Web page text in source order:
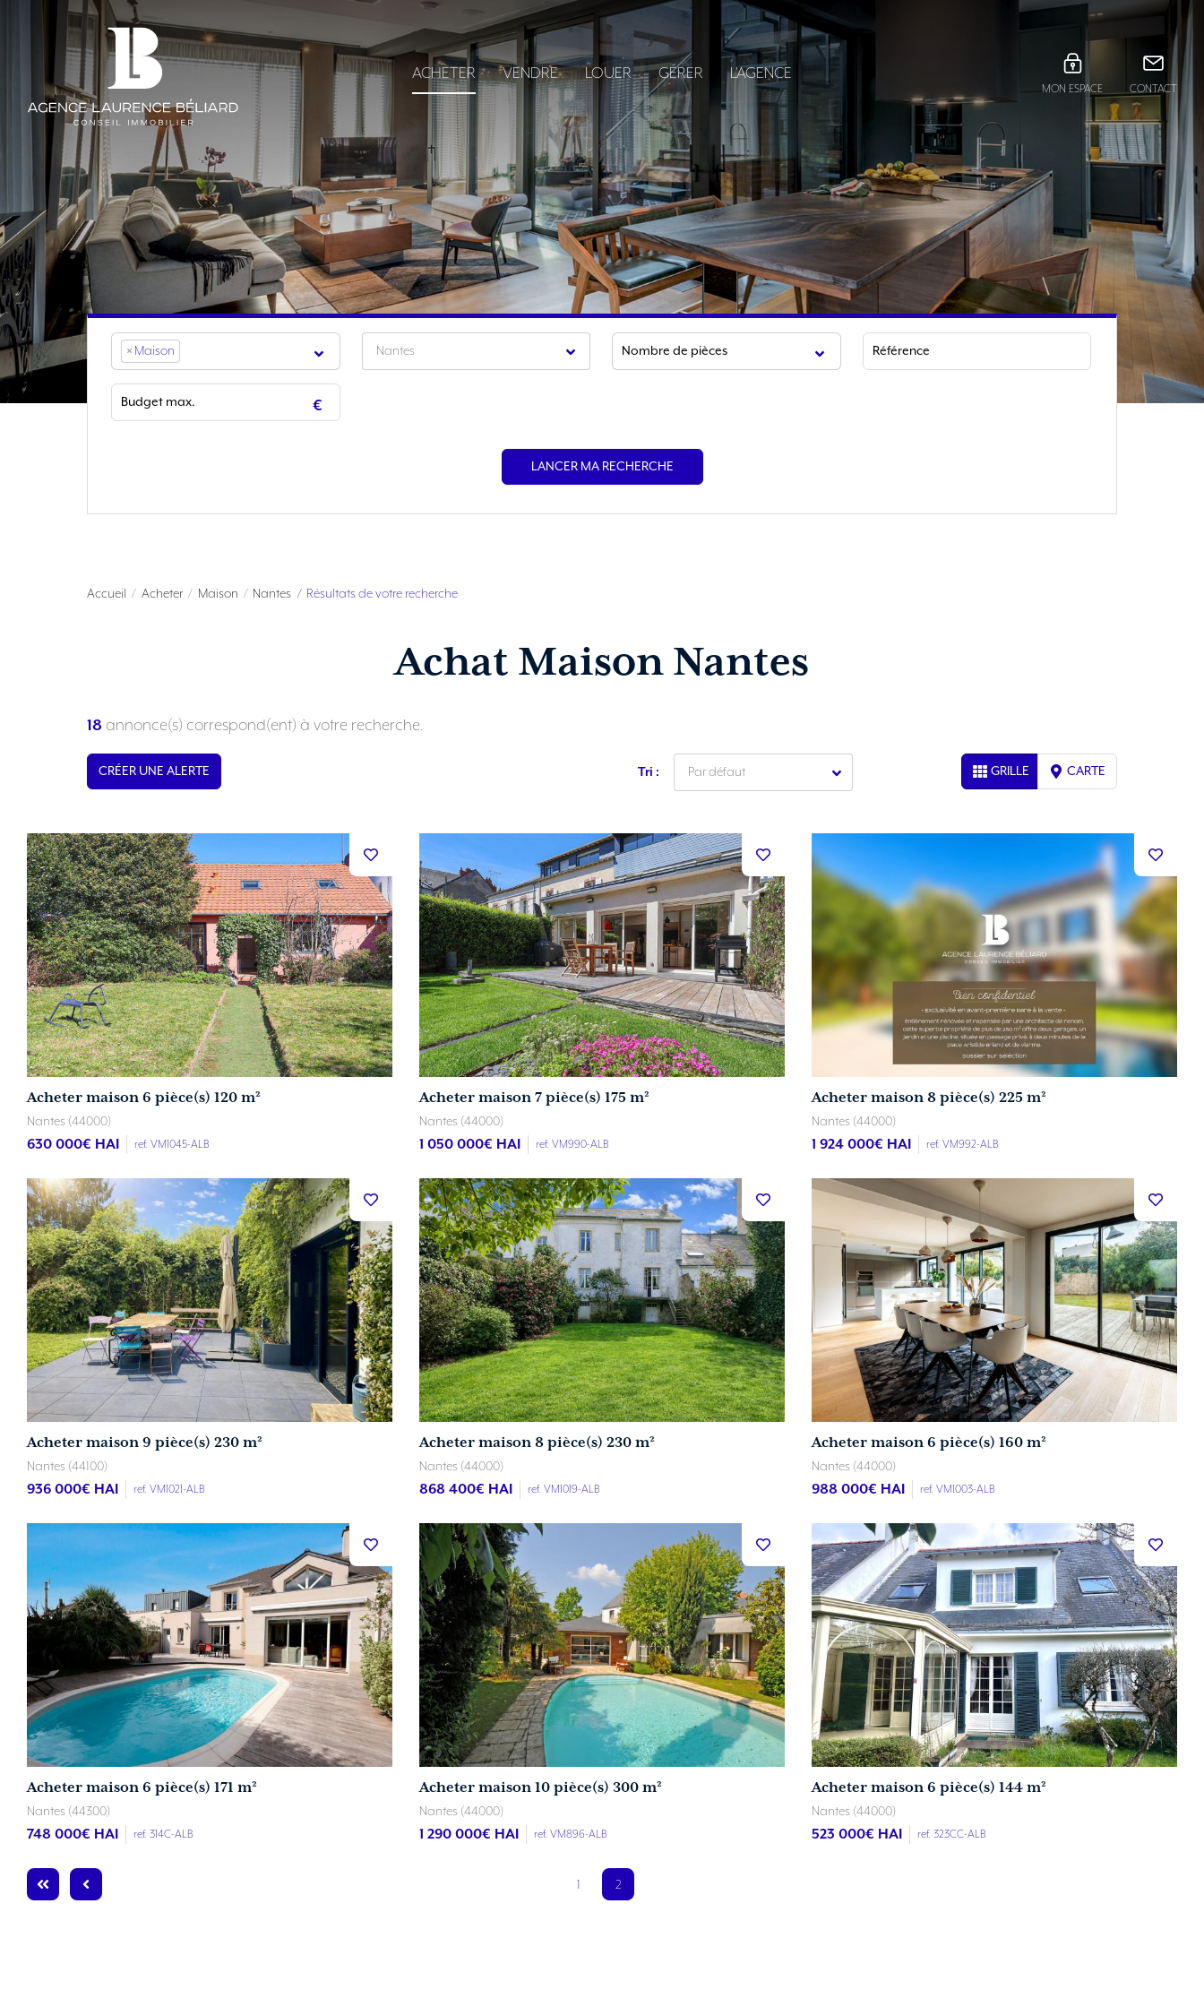
ACHETER VENDRE LOUER GÉRER L'AGENCE
MON ESPACE CONTACT
× Maison Nantes
LANCER MA RECHERCHE
Accueil Acheter Maison Nantes Résultats de votre recherche
Achat Maison Nantes
18 annonce(s) correspond(ent) à votre recherche.
CRÉER UNE ALERTE Tri : Par défaut GRILLE CARTE
Acheter maison 6 pièce(s) 120 m²
Nantes (44000)
630 000€ HAI ref. VM1045-ALB
Acheter maison 7 pièce(s) 175 m²
Nantes (44000)
1 050 000€ HAI ref. VM990-ALB
Acheter maison 8 pièce(s) 225 m²
Nantes (44000)
1 924 000€ HAI ref. VM992-ALB
Acheter maison 9 pièce(s) 230 m²
Nantes (44100)
936 000€ HAI ref. VM1021-ALB
Acheter maison 8 pièce(s) 230 m²
Nantes (44000)
868 400€ HAI ref. VM1019-ALB
Acheter maison 6 pièce(s) 160 m²
Nantes (44000)
988 000€ HAI ref. VM1003-ALB
Acheter maison 6 pièce(s) 171 m²
Nantes (44300)
748 000€ HAI ref. 314C-ALB
Acheter maison 10 pièce(s) 300 m²
Nantes (44000)
1 290 000€ HAI ref. VM896-ALB
Acheter maison 6 pièce(s) 144 m²
Nantes (44000)
523 000€ HAI ref. 323CC-ALB
1 2